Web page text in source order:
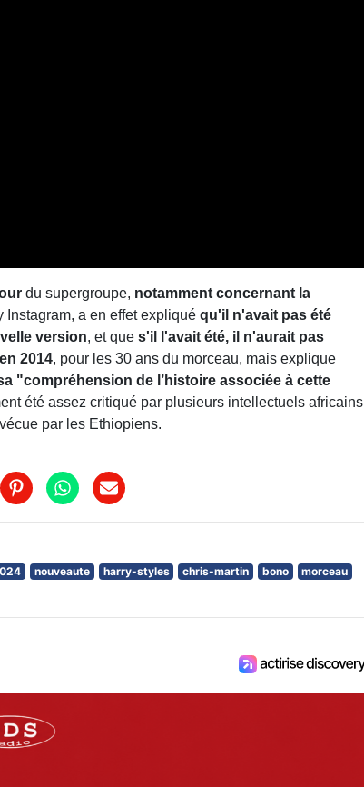
du supergroupe, notamment concernant la
Instagram, a en effet expliqué qu'il n'avait pas été
version, et que s'il l'avait été, il n'aurait pas
2014, pour les 30 ans du morceau, mais explique
"compréhension de l’histoire associée à cette
été assez critiqué par plusieurs intellectuels africains
par les Ethiopiens.
nouveaute harry-styles chris-martin bono
morceau